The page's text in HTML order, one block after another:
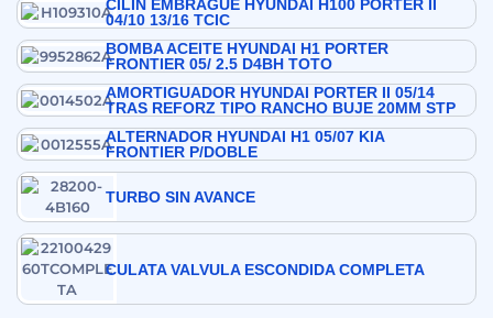
CILIN EMBRAGUE HYUNDAI H100 PORTER II
04/10 13/16 TCIC
BOMBA ACEITE HYUNDAI H1 PORTER
FRONTIER 05/ 2.5 D4BH TOTO
AMORTIGUADOR HYUNDAI PORTER II 05/14
TRAS REFORZ TIPO RANCHO BUJE 20MM STP
ALTERNADOR HYUNDAI H1 05/07 KIA
FRONTIER P/DOBLE
TURBO SIN AVANCE
CULATA VALVULA ESCONDIDA COMPLETA